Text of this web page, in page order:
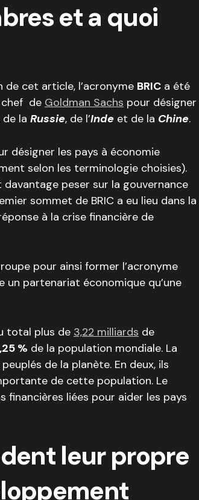
et a quoi
de cet article, l’acronyme BRIC a été
chef de Goldman Sachs pour désigner
de la Russie, de l’Inde et de la Chine.
désigner les pays à économie
selon les terminologie choisies).
peser sur la gouvernance
sommet de BRIC a eu lieu dans la
à la crise financière de
pour ainsi former l’acronyme
un partenariat économique qu’une
total plus de 3,22 milliards de
% de la population mondiale. La
de la planète. En deux, ils
de cette population. Le
financières liées pour aider les pays
leur propre